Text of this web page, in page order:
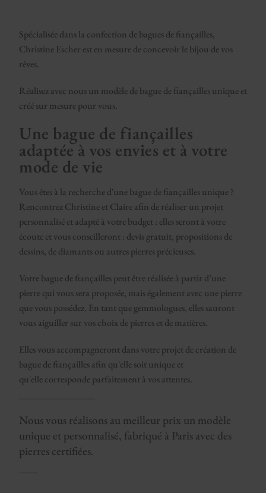
Spécialisée dans la confection de bagues de fiançailles,
Christine Escher est en mesure de concevoir le bijou de vos
rêves.
Réalisez avec nous un modèle de bague de fiançailles unique et
créé sur mesure pour vous.
Une bague de fiançailles
adaptée à vos envies et à votre
mode de vie
Vous êtes à la recherche d'une bague de fiançailles unique ?
Rencontrez Christine et Claire afin de réaliser un projet
personnalisé et adapté à votre budget : elles seront à votre
écoute et vous conseilleront : devis gratuit, propositions de
dessins, de diamants ou autres pierres précieuses.
Votre bague de fiançailles peut être réalisée à partir d’une
pierre qui vous sera proposée, mais également avec une pierre
que vous possédez. En tant que gemmologues, elles sauront
vous aiguiller sur vos choix de pierres et de matières.
Elles vous accompagneront dans votre projet de création de
bague de fiançailles afin qu'elle soit unique et
qu'elle corresponde parfaitement à vos attentes.
Nous vous réalisons au meilleur prix un modèle
unique et personnalisé, fabriqué à Paris avec des
pierres certifiées.